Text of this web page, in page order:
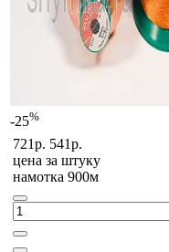
-25%
721р. 541р.
цена за штуку
намотка 900м